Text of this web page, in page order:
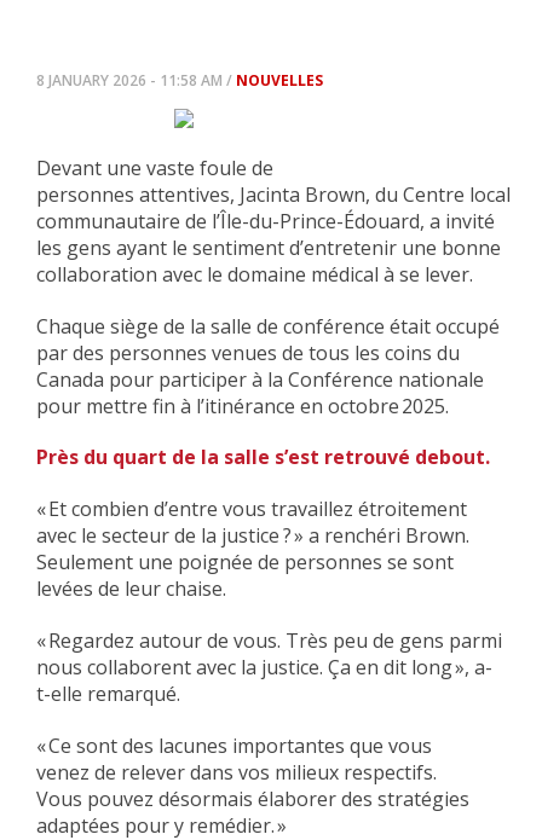
8 JANUARY 2026 - 11:58 AM / NOUVELLES
Devant une vaste foule de
personnes attentives, Jacinta Brown, du Centre local
communautaire de l’Île-du-Prince-Édouard, a invité
les gens ayant le sentiment d’entretenir une bonne
collaboration avec le domaine médical à se lever.
Chaque siège de la salle de conférence était occupé
par des personnes venues de tous les coins du
Canada pour participer à la Conférence nationale
pour mettre fin à l’itinérance en octobre 2025.
Près du quart de la salle s’est retrouvé debout.
« Et combien d’entre vous travaillez étroitement
avec le secteur de la justice? » a renchéri Brown.
Seulement une poignée de personnes se sont
levées de leur chaise.
« Regardez autour de vous. Très peu de gens parmi
nous collaborent avec la justice. Ça en dit long », a-
t-elle remarqué.
« Ce sont des lacunes importantes que vous
venez de relever dans vos milieux respectifs.
Vous pouvez désormais élaborer des stratégies
adaptées pour y remédier. »